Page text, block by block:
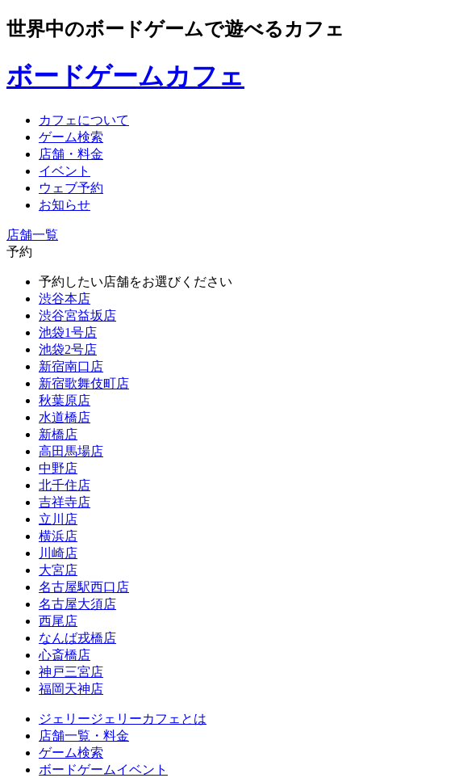
世界中のボードゲームで遊べるカフェ
ボードゲームカフェ
カフェについて
ゲーム検索
店舗・料金
イベント
ウェブ予約
お知らせ
店舗一覧
予約
予約したい店舗をお選びください
渋谷本店
渋谷宮益坂店
池袋1号店
池袋2号店
新宿南口店
新宿歌舞伎町店
秋葉原店
水道橋店
新橋店
高田馬場店
中野店
北千住店
吉祥寺店
立川店
横浜店
川崎店
大宮店
名古屋駅西口店
名古屋大須店
西尾店
なんば戎橋店
心斎橋店
神戸三宮店
福岡天神店
ジェリージェリーカフェとは
店舗一覧・料金
ゲーム検索
ボードゲームイベント